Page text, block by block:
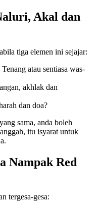
Akal dan
tiga elemen ini sejajar:
atau sentiasa was-
akhlak dan
dan doa?
sama, anda boleh
itu isyarat untuk
Nampak Red
tergesa-gesa: